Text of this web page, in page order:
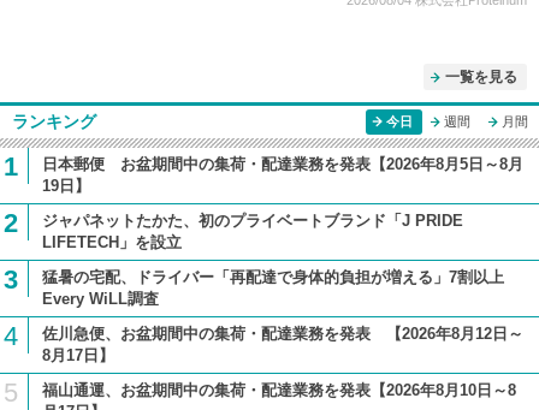
一覧を見る
ランキング 今日 週間 月間
1
日本郵便 お盆期間中の集荷・配達業務を発表【2026年8月5日～8月
19日】
2
ジャパネットたかた、初のプライベートブランド「J PRIDE
LIFETECH」を設立
3
猛暑の宅配、ドライバー「再配達で身体的負担が増える」7割以上
Every WiLL調査
4
佐川急便、お盆期間中の集荷・配達業務を発表 【2026年8月12日～
8月17日】
5
福山通運、お盆期間中の集荷・配達業務を発表【2026年8月10日～8